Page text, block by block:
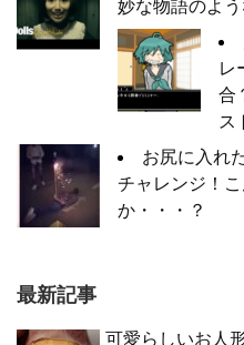
妙な物語のよ
レ
合
ス
お尻に入れ
チャレンジ！
か・・・？
最新記事
可愛らしいお人